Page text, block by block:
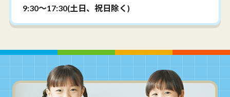
9:30～17:30(土日、祝日除く)